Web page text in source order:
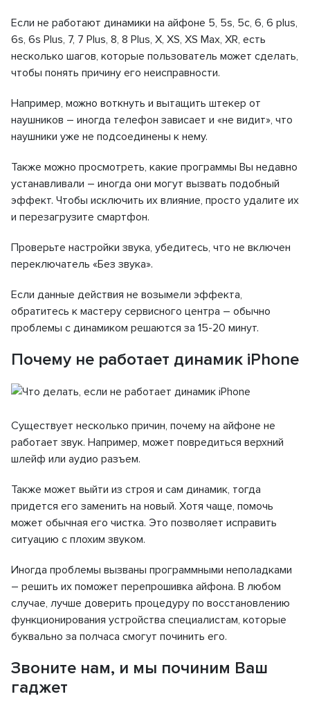
Если не работают динамики на айфоне 5, 5s, 5c, 6, 6 plus,
6s, 6s Plus, 7, 7 Plus, 8, 8 Plus, X, XS, XS Max, XR, есть
несколько шагов, которые пользователь может сделать,
чтобы понять причину его неисправности.
Например, можно воткнуть и вытащить штекер от
наушников – иногда телефон зависает и «не видит», что
наушники уже не подсоединены к нему.
Также можно просмотреть, какие программы Вы недавно
устанавливали – иногда они могут вызвать подобный
эффект. Чтобы исключить их влияние, просто удалите их
и перезагрузите смартфон.
Проверьте настройки звука, убедитесь, что не включен
переключатель «Без звука».
Если данные действия не возымели эффекта,
обратитесь к мастеру сервисного центра – обычно
проблемы с динамиком решаются за 15-20 минут.
Почему не работает динамик iPhone
Существует несколько причин, почему на aйфоне не
работает звук. Например, может повредиться верхний
шлейф или аудио разъем.
Также может выйти из строя и сам динамик, тогда
придется его заменить на новый. Хотя чаще, помочь
может обычная его чистка. Это позволяет исправить
ситуацию с плохим звуком.
Иногда проблемы вызваны программными неполадками
– решить их поможет перепрошивка айфона. В любом
случае, лучше доверить процедуру по восстановлению
функционирования устройства специалистам, которые
буквально за полчаса смогут починить его.
Звоните нам, и мы починим Ваш
гаджет